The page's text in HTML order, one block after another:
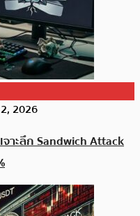
2026
าะลึก Sandwich Attack